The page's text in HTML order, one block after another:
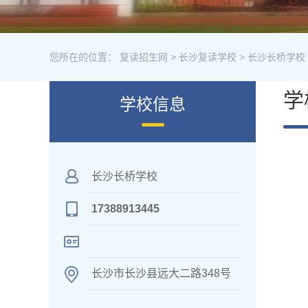
您所在的位置： 复读招生网 > 长沙复读学校 > 长沙长桥学校
学校信息
长沙长桥学校
17388913445
长沙市长沙县远大二路348号